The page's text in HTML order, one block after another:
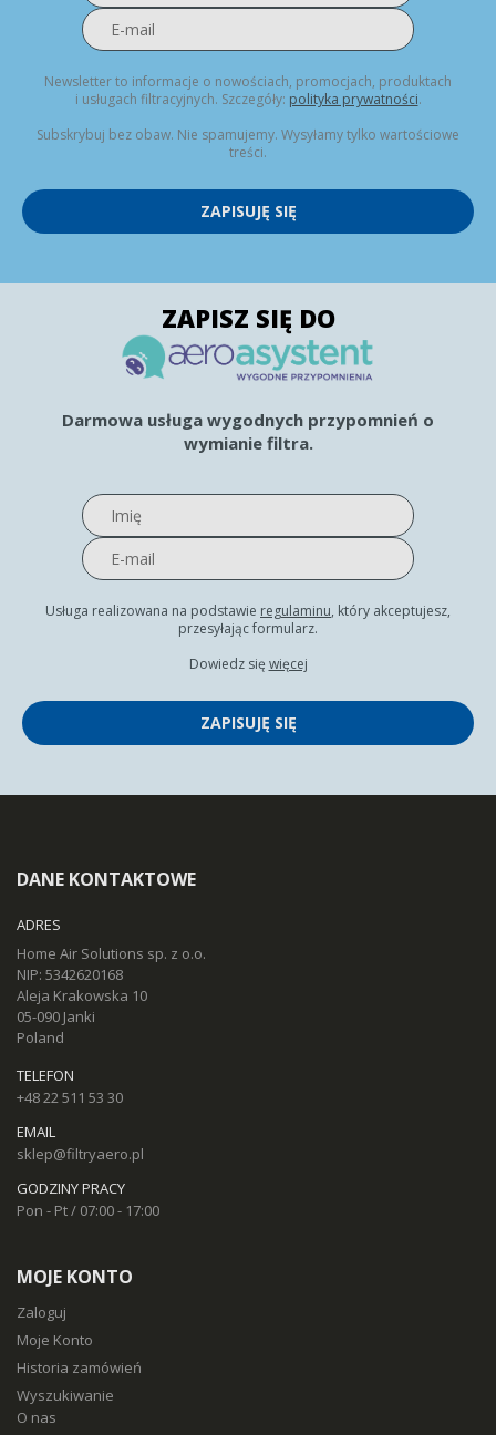
Newsletter to informacje o nowościach, promocjach, produktach
i usługach filtracyjnych. Szczegóły: polityka prywatności.
Subskrybuj bez obaw. Nie spamujemy. Wysyłamy tylko wartościowe
treści.
ZAPISUJĘ SIĘ
ZAPISZ SIĘ DO
Darmowa usługa wygodnych przypomnień o
wymianie filtra.
Usługa realizowana na podstawie regulaminu, który akceptujesz,
przesyłając formularz.
Dowiedz się więcej
ZAPISUJĘ SIĘ
DANE KONTAKTOWE
ADRES
Home Air Solutions sp. z o.o.
NIP: 5342620168
Aleja Krakowska 10
05-090 Janki
Poland
TELEFON
+48 22 511 53 30
EMAIL
sklep@filtryaero.pl
GODZINY PRACY
Pon - Pt / 07:00 - 17:00
MOJE KONTO
Zaloguj
Moje Konto
Historia zamówień
Wyszukiwanie
O nas